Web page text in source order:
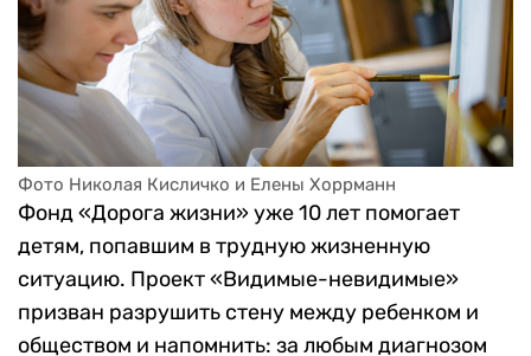
Фото Николая Кисличко и Елены Хоррманн
Фонд «Дорога жизни» уже 10 лет помогает
детям, попавшим в трудную жизненную
ситуацию. Проект «Видимые-невидимые»
призван разрушить стену между ребенком и
обществом и напомнить: за любым диагнозом